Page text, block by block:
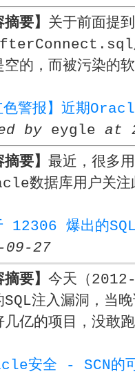
摘要】 关于前面提
脚
空的，而被污染的
色警报】近期
by eygle at
摘要】 最近，很多
数据库用户关注
12306 爆出的
09-27
摘要】 今天（
SQL注入漏洞，当
几亿的项目，没敢
安全 - SCN的